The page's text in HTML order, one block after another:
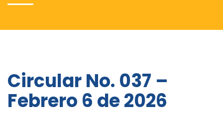
Circular No. 037 –
Febrero 6 de 2026